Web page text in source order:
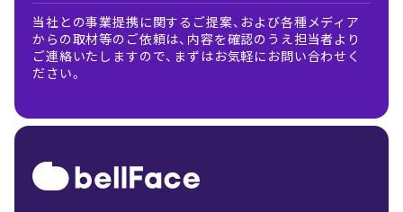
当社との事業提携に関するご提案、および各種メディア
からの取材等のご依頼は、内容を確認のうえ担当者より
ご連絡いたしますので、まずはお気軽にお問い合わせく
ださい。